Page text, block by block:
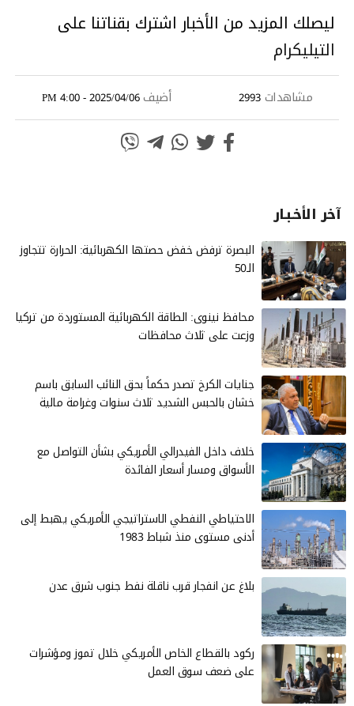
ليصلك المزيد من الأخبار اشترك بقناتنا على
التيليكرام
مشاهدات 2993 أضيف2025/04/06 - 4:00 PM
آخر الأخـبـار
البصرة ترفض خفض حصتها الكهربائية: الحرارة تتجاوز
الـ50
محافظ نينوى: الطاقة الكهربائية المستوردة من تركيا
وزعت على ثلاث محافظات
جنايات الكرخ تصدر حكماً بحق النائب السابق باسم
خشان بالحبس الشديد ثلاث سنوات وغرامة مالية
خلاف داخل الفيدرالي الأمريكي بشأن التواصل مع
الأسواق ومسار أسعار الفائدة
الاحتياطي النفطي الاستراتيجي الأمريكي يهبط إلى
أدنى مستوى منذ شباط 1983
بلاغ عن انفجار قرب ناقلة نفط جنوب شرق عدن
ركود بالقطاع الخاص الأمريكي خلال تموز ومؤشرات
على ضعف سوق العمل